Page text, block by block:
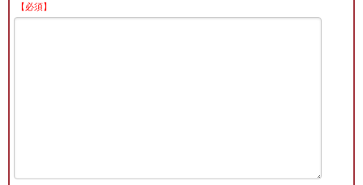
【必須】